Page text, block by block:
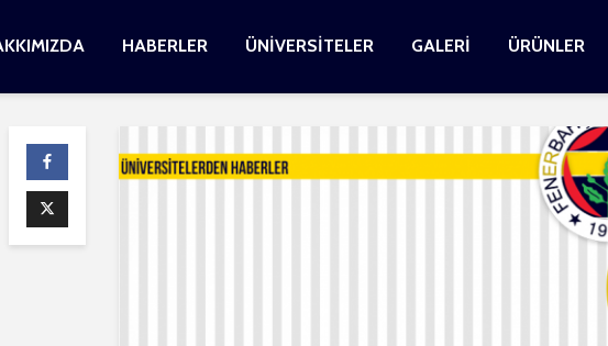
HABERLER ÜNİVERSİTELER GALERİ ÜRÜNLER